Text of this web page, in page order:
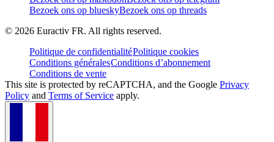
Bezoek ons op blueskyBezoek ons op threads
© 2026 Euractiv FR. All rights reserved.
Politique de confidentialitéPolitique cookies
Conditions généralesConditions d’abonnement
Conditions de vente
This site is protected by reCAPTCHA, and the Google Privacy
Policy and Terms of Service apply.